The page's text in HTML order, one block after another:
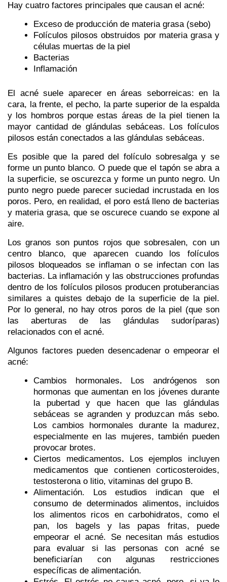
Hay cuatro factores principales que causan el acné:
Exceso de producción de materia grasa (sebo)
Folículos pilosos obstruidos por materia grasa y
células muertas de la piel
Bacterias
Inflamación
El acné suele aparecer en áreas seborreicas: en la
cara, la frente, el pecho, la parte superior de la espalda
y los hombros porque estas áreas de la piel tienen la
mayor cantidad de glándulas sebáceas. Los folículos
pilosos están conectados a las glándulas sebáceas.
Es posible que la pared del folículo sobresalga y se
forme un punto blanco. O puede que el tapón se abra a
la superficie, se oscurezca y forme un punto negro. Un
punto negro puede parecer suciedad incrustada en los
poros. Pero, en realidad, el poro está lleno de bacterias
y materia grasa, que se oscurece cuando se expone al
aire.
Los granos son puntos rojos que sobresalen, con un
centro blanco, que aparecen cuando los folículos
pilosos bloqueados se inflaman o se infectan con las
bacterias. La inflamación y las obstrucciones profundas
dentro de los folículos pilosos producen protuberancias
similares a quistes debajo de la superficie de la piel.
Por lo general, no hay otros poros de la piel (que son
las aberturas de las glándulas sudoríparas)
relacionados con el acné.
Algunos factores pueden desencadenar o empeorar el
acné:
Cambios hormonales. Los andrógenos son
hormonas que aumentan en los jóvenes durante
la pubertad y que hacen que las glándulas
sebáceas se agranden y produzcan más sebo.
Los cambios hormonales durante la madurez,
especialmente en las mujeres, también pueden
provocar brotes.
Ciertos medicamentos. Los ejemplos incluyen
medicamentos que contienen corticosteroides,
testosterona o litio, vitaminas del grupo B.
Alimentación. Los estudios indican que el
consumo de determinados alimentos, incluidos
los alimentos ricos en carbohidratos, como el
pan, los bagels y las papas fritas, puede
empeorar el acné. Se necesitan más estudios
para evaluar si las personas con acné se
beneficiarían con algunas restricciones
específicas de alimentación.